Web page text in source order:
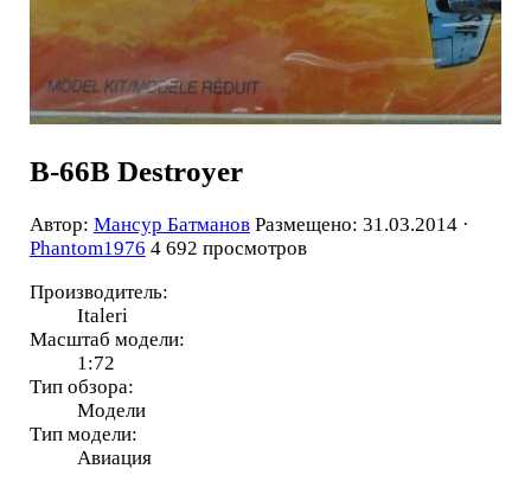
B-66B Destroyer
Автор: Мансур Батманов Размещено: 31.03.2014 ·
Phantom1976 4 692 просмотров
Производитель:
Italeri
Масштаб модели:
1:72
Тип обзора:
Модели
Тип модели:
Авиация